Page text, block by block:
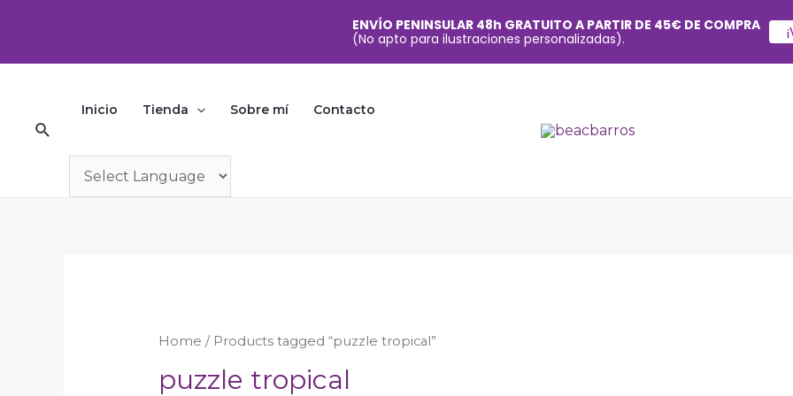
contenido
Buscar
Inicio Tienda Sobre mí Contacto
Home / Products tagged “puzzle tropical”
puzzle tropical
ENVÍO PENINSULAR 48h GRATUITO A PARTIR DE 45€ DE COMPRA
(No apto para ilustraciones personalizadas).